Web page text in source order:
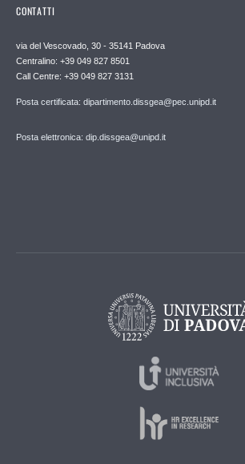
CONTATTI
via del Vescovado, 30 - 35141 Padova
Centralino: +39 049 827 8501
Call Centre: +39 049 827 3131
Posta certificata: dipartimento.dissgea@pec.unipd.it
Posta elettronica: dip.dissgea@unipd.it